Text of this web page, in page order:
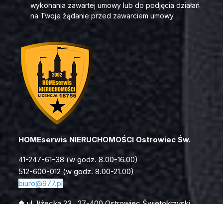
HOMEserwis NIERUCHOMOŚCI Ostrowiec Św.
41-247-61-38 (w godz. 8.00-16.00)
512-600-012 (w godz. 8.00-21.00)
biuro@977.pl
wykonania zawartej umowy lub do podjęcia działań
na Twoje żądanie przed zawarciem umowy.